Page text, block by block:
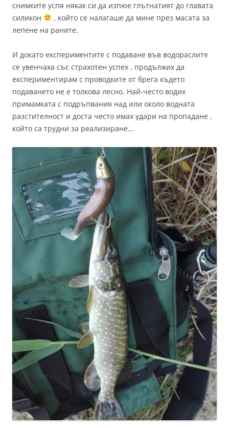
снимките успя някак си да изпюе глътнатият до главата
силикон
, който се налагаше да мине през масата за
лепене на раните.
И докато експериментите с подаване във водораслите
се увенчаха със страхотен успех , продължих да
експериментирам с проводките от брега където
подаването не е толкова лесно. Най-често водих
примамката с подръпвания над или около водната
разстителност и доста често имах удари на пропадане ,
който са трудни за реализиране…